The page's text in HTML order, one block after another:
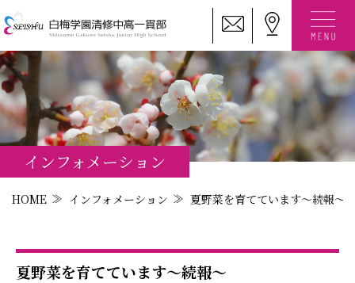
インフォメーション
HOME インフォメーション 夏野菜を育てています～続報～
夏野菜を育てています～続報～